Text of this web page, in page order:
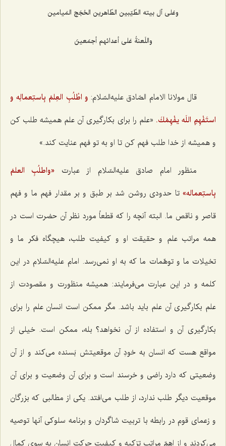
وعَلى آل بيته الطّيّبين الطّاهرين الحُجَج المَيامين‌
واللَعنةُ عَلى أعدائهم أجمَعينَ‌
قال مولانا الامام الصّادق عليه‌السّلام: و اطْلُبِ العِلمَ بِاستِعمالِه و
استَفْهِمِ اللَه يفْهِمْكَ. «علم را برای بكارگیری آن علم همیشه طلب كن
و همیشه از خدا طلب فهم كن تا او به تو فهم عنایت كند.»
منظور امام صادق علیه‌السّلام از عبارت‌ «واطلُبِ العلمَ
بِاستِعماله» تا حدودی روشن شد بر طبق و بر مقدار فهم ما و فهم
قاصر و ناقص ما. البته آنچه را كه قطعاً مورد نظر آن حضرت است در
همه مراتب علم و حقیقت او و كیفیت طلب، هیچگاه فكر ما و
تخیلات ما و توهّمات ما كه به او نمی‌رسد. امام علیه‌السّلام در این
كلمه و در این عبارت می‌فرمایند: همیشه منظورت و مقصودت از
علم بكارگیری آن علم باید باشد. مگر ممكن است انسان علم را برای
بكارگیری آن و استفاده از آن نخواهد؟ بله، ممكن است. خیلی از
مواقع هست كه انسان به خودِ آن موقعیتش بَسنده می‌كند و از آن
وضعیتی كه دارد راضی و خرسند است و برای آن وضعیت و برای آن
موقعیت دیگر طلب ندارد، از طلب می‌افتد. یكی از مطالبی كه بزرگان
و زعمای قوم در رابطه با تربیت شاگردان و برنامه سلوكی آنها توصیه
می‌كردند و از اهمّ مراتب تزكیه و كیفیت حركت انسان به سوی كمال